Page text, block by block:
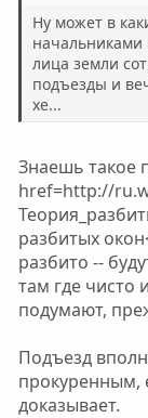
Ну может в
начальниками
лица земли
подъезды и
хе...
Знаешь такое
href=http://
разбитых
разбито --
там где чисто
подумают,
Подъезд
прокуренным,
доказывает.